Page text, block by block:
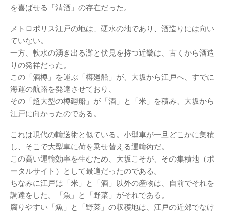
を喜ばせる「清酒」の存在だった。
メトロポリス江戸の地は、硬水の地であり、酒造りには向い
ていない。
一方、軟水の湧き出る灘と伏見を持つ近畿は、古くから酒造
りの発祥だった。
この「酒樽」を運ぶ「樽廻船」が、大坂から江戸へ、すでに
海運の航路を発達させており、
その「超大型の樽廻船」が「酒」と「米」を積み、大坂から
江戸に向かったのである。
これは現代の輸送術と似ている。小型車が一旦どこかに集積
し、そこで大型車に荷を乗せ替える運輸術だ。
この高い運輸効率を生むため、大坂こそが、その集積地（ポ
ータルサイト）として最適だったのである。
ちなみに江戸は「米」と「酒」以外の産物は、自前でそれを
調達をした。「魚」と「野菜」がそれである。
腐りやすい「魚」と「野菜」の収穫地は、江戸の近郊でなけ